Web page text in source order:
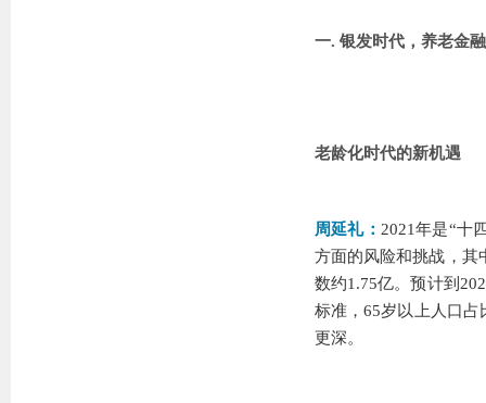
一. 银发时代，养老金
老龄化时代的新机遇
周延礼： 2021年是“十
方面的风险和挑战，其
数约1.75亿。预计到
标准，65岁以上人口
更深。